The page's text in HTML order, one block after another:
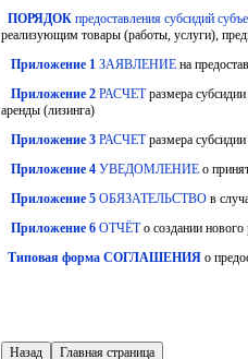
ПОРЯДОК предоставления субсидий
реализующим товары (работы, услуги),
Приложение 1 ЗАЯВЛЕНИЕ на
Приложение 2 РАСЧЕТразмера
аренды (лизинга)
Приложение 3 РАСЧЕТразмера
Приложение 4 УВЕДОМЛЕНИЕ о
Приложение 5 ОБЯЗАТЕЛЬСТВО в
Приложение 6 ОТЧЁТо создании нового
Типовая форма СОГЛАШЕНИЯ о